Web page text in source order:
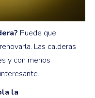
Puede que
Las calderas
y con menos
la